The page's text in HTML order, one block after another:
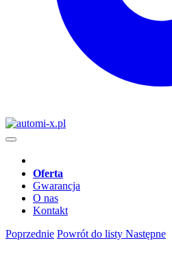
Oferta
Gwarancja
O nas
Kontakt
Poprzednie Powrót do listy Następne